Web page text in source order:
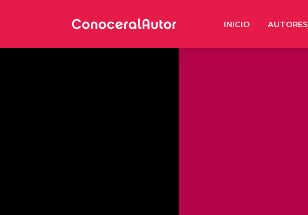
INICIO AUTORES